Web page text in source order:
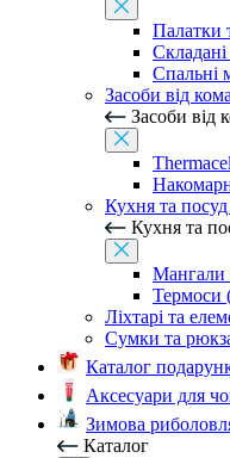
Палатки
Спальні
Засоби від
Засоби від
Кухня та
Кухня та
Мангали
Термоси
Ліхтарі та
Сумки та
Каталог
Аксесуари для
Зимова
Каталог